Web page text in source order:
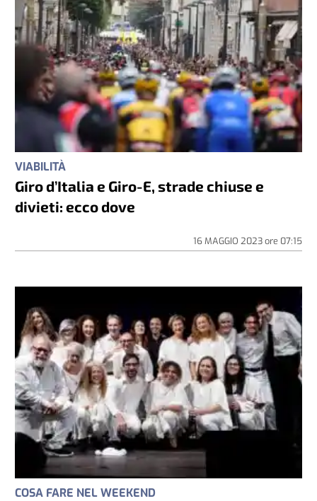
VIABILITÀ
Giro d’Italia e Giro-E, strade chiuse e
divieti: ecco dove
16 MAGGIO 2023ore 07:15
COSA FARE NEL WEEKEND